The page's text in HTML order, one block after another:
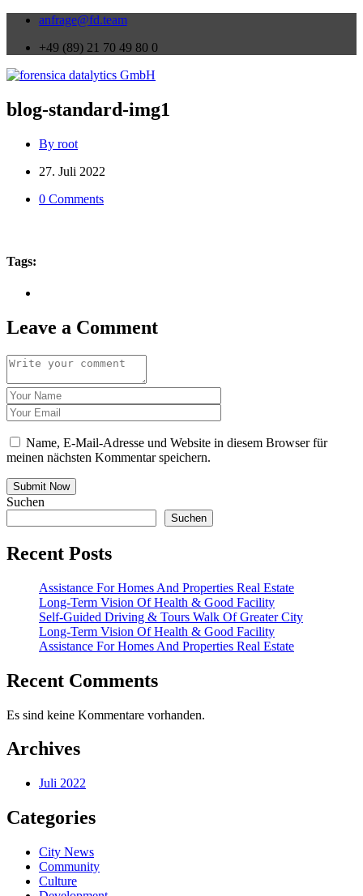
anfrage@fd.team
+49 (89) 21 70 49 80 0
blog-standard-img1
By root
27. Juli 2022
0 Comments
Tags:
Leave a Comment
Name, E-Mail-Adresse und Website in diesem Browser für
meinen nächsten Kommentar speichern.
Submit Now
Suchen
Suchen
Recent Posts
Assistance For Homes And Properties Real Estate
Long-Term Vision Of Health & Good Facility
Self-Guided Driving & Tours Walk Of Greater City
Long-Term Vision Of Health & Good Facility
Assistance For Homes And Properties Real Estate
Recent Comments
Es sind keine Kommentare vorhanden.
Archives
Juli 2022
Categories
City News
Community
Culture